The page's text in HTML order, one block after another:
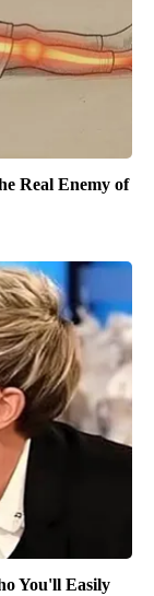
Real Enemy of
You'll Easily